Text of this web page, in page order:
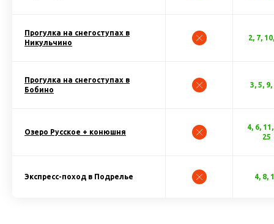
Прогулка на снегоступах в
Никульчино
2, 7,
Прогулка на снегоступах в
Бобино
3, 5, 9,
Озеро Русское + конюшня
4, 6,
25
Экспресс-поход в Подрелье 4, 8,